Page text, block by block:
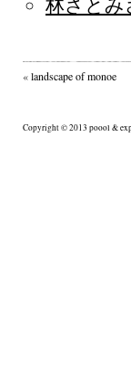
«landscape of monoe
Copyright © 2013 poool &